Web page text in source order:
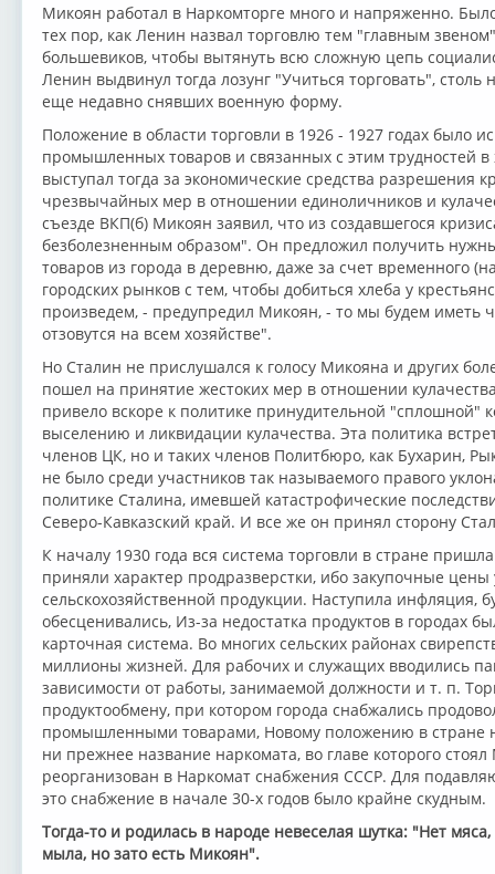
Микоян работал в Наркомторге много и напряженно.
тех пор, как Ленин назвал торговлю тем "главным
большевиков, чтобы вытянуть всю сложную цепь
Ленин выдвинул тогда лозунг "Учиться торговать",
еще недавно снявших военную форму.
Положение в области торговли в 1926 - 1927 годах было
промышленных товаров и связанных с этим трудностей
выступал тогда за экономические средства разрешения
чрезвычайных мер в отношении единоличников и
съезде ВКП(б) Микоян заявил, что из создавшегося
безболезненным образом". Он предложил получить
товаров из города в деревню, даже за счет временного
городских рынков с тем, чтобы добиться хлеба у
произведем, - предупредил Микоян, - то мы будем иметь
отзовутся на всем хозяйстве".
Но Сталин не прислушался к голосу Микояна и других
пошел на принятие жестоких мер в отношении
привело вскоре к политике принудительной "сплошной"
выселению и ликвидации кулачества. Эта политика
членов ЦК, но и таких членов Политбюро, как Бухарин,
не было среди участников так называемого правого
политике Сталина, имевшей катастрофические
Северо-Кавказский край. И все же он принял сторону
К началу 1930 года вся система торговли в стране
приняли характер продразверстки, ибо закупочные цены
сельскохозяйственной продукции. Наступила инфляция,
обесценивались, Из-за недостатка продуктов в городах
карточная система. Во многих сельских районах
миллионы жизней. Для рабочих и служащих вводились
зависимости от работы, занимаемой должности и т. п.
продуктообмену, при котором города снабжались
промышленными товарами, Новому положению в стране
ни прежнее название наркомата, во главе которого
реорганизован в Наркомат снабжения СССР. Для
это снабжение в начале 30-х годов было крайне скудным.
Тогда-то и родилась в народе невеселая шутка: "Нет
мыла, но зато есть Микоян".